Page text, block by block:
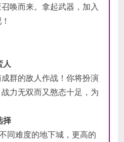
唤而来。拿起武器，加入
人
群的敌人作战！你将扮演
力无双而又憨态十足，为
择
同难度的地下城，更高的